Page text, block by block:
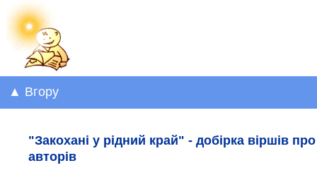
▲ Вгору
"Закохані у рідний край" - добірка віршів
авторів